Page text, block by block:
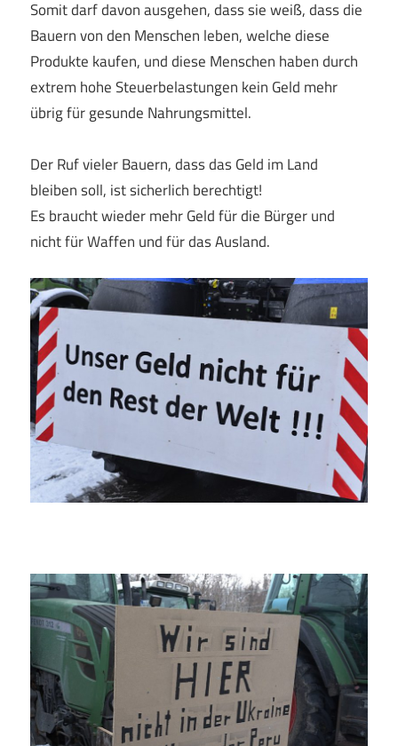
Somit darf davon ausgehen, dass sie weiß, dass die
Bauern von den Menschen leben, welche diese
Produkte kaufen, und diese Menschen haben durch
extrem hohe Steuerbelastungen kein Geld mehr
übrig für gesunde Nahrungsmittel.
Der Ruf vieler Bauern, dass das Geld im Land
bleiben soll, ist sicherlich berechtigt!
Es braucht wieder mehr Geld für die Bürger und
nicht für Waffen und für das Ausland.